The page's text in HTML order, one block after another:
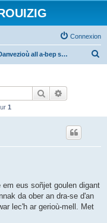
Connexion
Danvezioù all a-bep seurt
Rechercher
1
eus soñjet goulen digant
da ober an dra-se d'an
lec'h ar gerioù-mell. Met